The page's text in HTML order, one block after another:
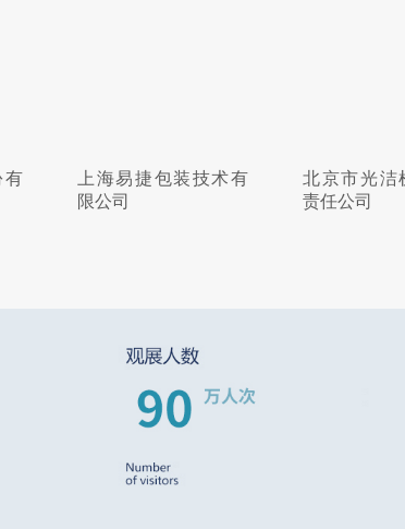
有
北京市光洁机械有限
责任公司
江苏航申航
限公司